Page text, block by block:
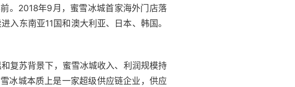
。2018年9月，蜜雪冰城首家海外门店落
东南亚11国和澳大利亚、日本、韩国。
复苏背景下，蜜雪冰城收入、利润规模持
冰城本质上是一家超级供应链企业，供应